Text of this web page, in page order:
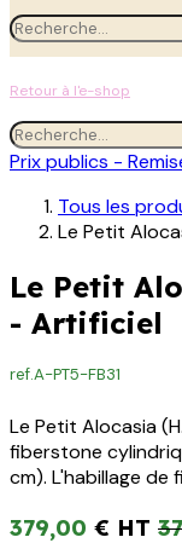
Retour à l'e-shop
Prix publics -
Tous les
Le Petit
Le Petit
- Artificiel
ref.A-PT5-FB31
Le Petit Alocasia
fiberstone
cm). L'habillage de
379,00 €